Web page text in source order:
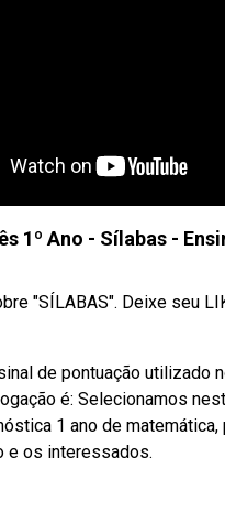
1º Ano - Sílabas -
"SÍLABAS". Deixe seu
de pontuação
é: Selecionamos
1 ano de
e os interessados.